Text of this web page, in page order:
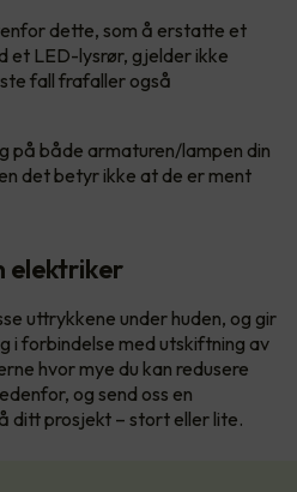
dette, som å erstatte et
et LED-lysrør, gjelder ikke
fall frafaller også
på både armaturen/lampen din
det betyr ikke at de er ment
elektriker
uttrykkene under huden, og gir
i forbindelse med utskiftning av
hvor mye du kan redusere
og send oss en
ditt prosjekt – stort eller lite.